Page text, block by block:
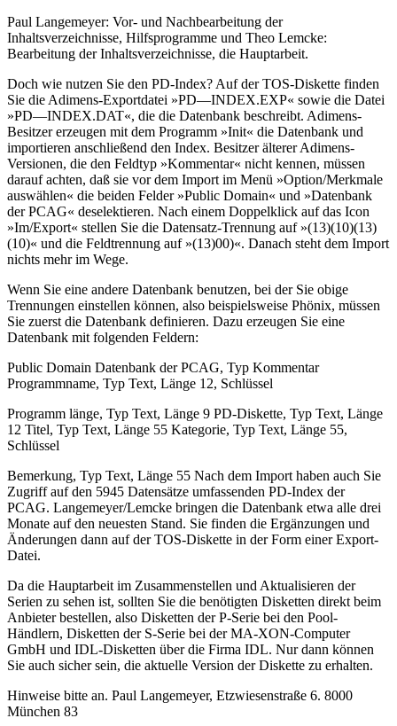
Paul Langemeyer: Vor- und Nachbearbeitung der
Inhaltsverzeichnisse, Hilfsprogramme und Theo Lemcke:
Bearbeitung der Inhaltsverzeichnisse, die Hauptarbeit.
Doch wie nutzen Sie den PD-Index? Auf der TOS-Diskette finden
Sie die Adimens-Exportdatei »PD—INDEX.EXP« sowie die Datei
»PD—INDEX.DAT«, die die Datenbank beschreibt. Adimens-
Besitzer erzeugen mit dem Programm »Init« die Datenbank und
importieren anschließend den Index. Besitzer älterer Adimens-
Versionen, die den Feldtyp »Kommentar« nicht kennen, müssen
darauf achten, daß sie vor dem Import im Menü »Option/Merkmale
auswählen« die beiden Felder »Public Domain« und »Datenbank
der PCAG« deselektieren. Nach einem Doppelklick auf das Icon
»Im/Export« stellen Sie die Datensatz-Trennung auf »(13)(10)(13)
(10)« und die Feldtrennung auf »(13)00)«. Danach steht dem Import
nichts mehr im Wege.
Wenn Sie eine andere Datenbank benutzen, bei der Sie obige
Trennungen einstellen können, also beispielsweise Phönix, müssen
Sie zuerst die Datenbank definieren. Dazu erzeugen Sie eine
Datenbank mit folgenden Feldern:
Public Domain Datenbank der PCAG, Typ Kommentar
Programmname, Typ Text, Länge 12, Schlüssel
Programm länge, Typ Text, Länge 9 PD-Diskette, Typ Text, Länge
12 Titel, Typ Text, Länge 55 Kategorie, Typ Text, Länge 55,
Schlüssel
Bemerkung, Typ Text, Länge 55 Nach dem Import haben auch Sie
Zugriff auf den 5945 Datensätze umfassenden PD-Index der
PCAG. Langemeyer/Lemcke bringen die Datenbank etwa alle drei
Monate auf den neuesten Stand. Sie finden die Ergänzungen und
Änderungen dann auf der TOS-Diskette in der Form einer Export-
Datei.
Da die Hauptarbeit im Zusammenstellen und Aktualisieren der
Serien zu sehen ist, sollten Sie die benötigten Disketten direkt beim
Anbieter bestellen, also Disketten der P-Serie bei den Pool-
Händlern, Disketten der S-Serie bei der MA-XON-Computer
GmbH und IDL-Disketten über die Firma IDL. Nur dann können
Sie auch sicher sein, die aktuelle Version der Diskette zu erhalten.
Hinweise bitte an. Paul Langemeyer, Etzwiesenstraße 6. 8000
München 83